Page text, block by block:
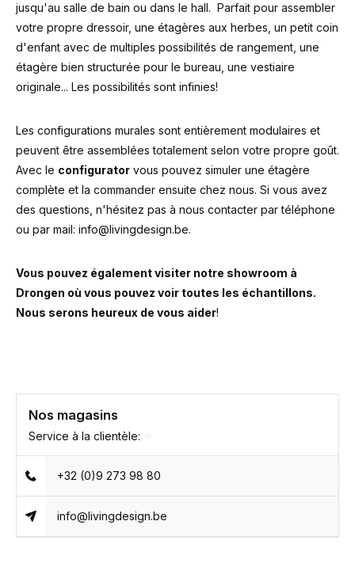
jusqu'au salle de bain ou dans le hall. Parfait pour assembler
votre propre dressoir, une étagères aux herbes, un petit coin
d'enfant avec de multiples possibilités de rangement, une
étagère bien structurée pour le bureau, une vestiaire
originale... Les possibilités sont infinies!
Les configurations murales sont entièrement modulaires et
peuvent être assemblées totalement selon votre propre goût.
Avec le configurator vous pouvez simuler une étagère
complète et la commander ensuite chez nous. Si vous avez
des questions, n'hésitez pas à nous contacter par téléphone
ou par mail: info@livingdesign.be.
Vous pouvez également visiter notre showroom à
Drongen où vous pouvez voir toutes les échantillons.
Nous serons heureux de vous aider!
Nos magasins
Service à la clientèle:
+32 (0)9 273 98 80
info@livingdesign.be